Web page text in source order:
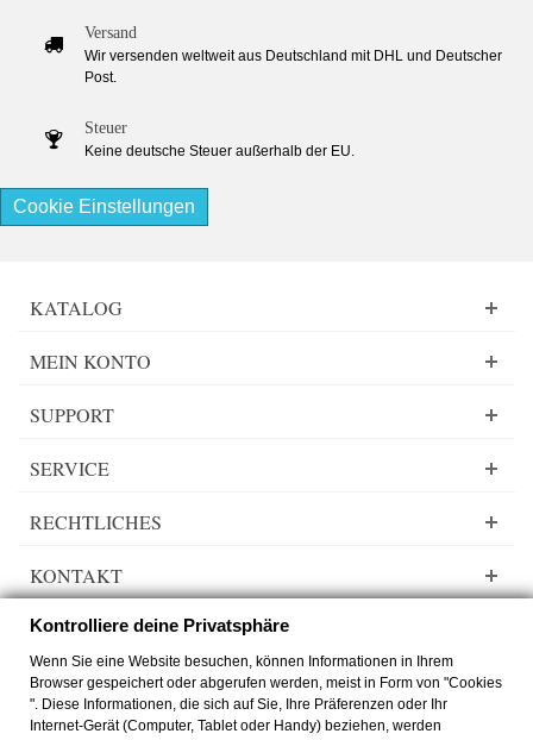
Versand
Wir versenden weltweit aus Deutschland mit DHL und Deutscher
Post.
Steuer
Keine deutsche Steuer außerhalb der EU.
Cookie Einstellungen
KATALOG
MEIN KONTO
SUPPORT
SERVICE
RECHTLICHES
KONTAKT
Lady Dee´s Traumgarne Export - Farbverlaufsgarn - © by
zimmer-media-
office
Kontrolliere deine Privatsphäre
Wenn Sie eine Website besuchen, können Informationen in Ihrem
Browser gespeichert oder abgerufen werden, meist in Form von "Cookies
". Diese Informationen, die sich auf Sie, Ihre Präferenzen oder Ihr
Internet-Gerät (Computer, Tablet oder Handy) beziehen, werden